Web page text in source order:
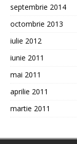
septembrie 2014
octombrie 2013
iulie 2012
iunie 2011
mai 2011
aprilie 2011
martie 2011